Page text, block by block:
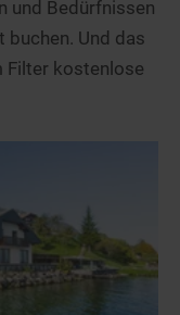
und Bedürfnissen
buchen. Und das
Filter kostenlose